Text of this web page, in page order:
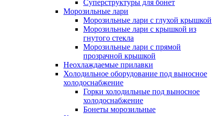
Суперструктуры для бонет
Морозильные лари
Морозильные лари с глухой крышкой
Морозильные лари с крышкой из
гнутого стекла
Морозильные лари с прямой
прозрачной крышкой
Неохлаждаемые прилавки
Холодильное оборудование под выносное
холодоснабжение
Горки холодильные под выносное
холодоснабжение
Бонеты морозильные